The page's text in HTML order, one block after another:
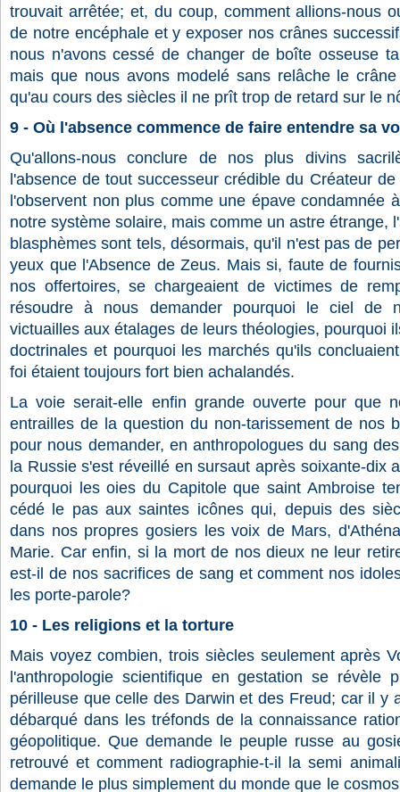
trouvait arrêtée; et, du coup, comment allions-nous
de notre encéphale et y exposer nos crânes
nous n'avons cessé de changer de boîte osseuse
mais que nous avons modelé sans relâche le
qu'au cours des siècles il ne prît trop de retard sur le
9 - Où l'absence commence de faire entendre sa
Qu'allons-nous conclure de nos plus divins
l'absence de tout successeur crédible du Créateur
l'observent non plus comme une épave condamnée
notre système solaire, mais comme un astre étrange,
blasphèmes sont tels, désormais, qu'il n'est pas de
yeux que l'Absence de Zeus. Mais si, faute de
nos offertoires, se chargeaient de victimes de
résoudre à nous demander pourquoi le ciel de
victuailles aux étalages de leurs théologies, pourquoi
doctrinales et pourquoi les marchés qu'ils
foi étaient toujours fort bien achalandés.
La voie serait-elle enfin grande ouverte pour que
entrailles de la question du non-tarissement de nos
pour nous demander, en anthropologues du sang
la Russie s'est réveillé en sursaut après soixante-dix
pourquoi les oies du Capitole que saint Ambroise
cédé le pas aux saintes icônes qui, depuis des
dans nos propres gosiers les voix de Mars,
Marie. Car enfin, si la mort de nos dieux ne leur
est-il de nos sacrifices de sang et comment nos
les porte-parole?
10 - Les religions et la torture
Mais voyez combien, trois siècles seulement après
l'anthropologie scientifique en gestation se révèle
périlleuse que celle des Darwin et des Freud; car il y
débarqué dans les tréfonds de la connaissance
géopolitique. Que demande le peuple russe au
retrouvé et comment radiographie-t-il la semi
demande le plus simplement du monde que le